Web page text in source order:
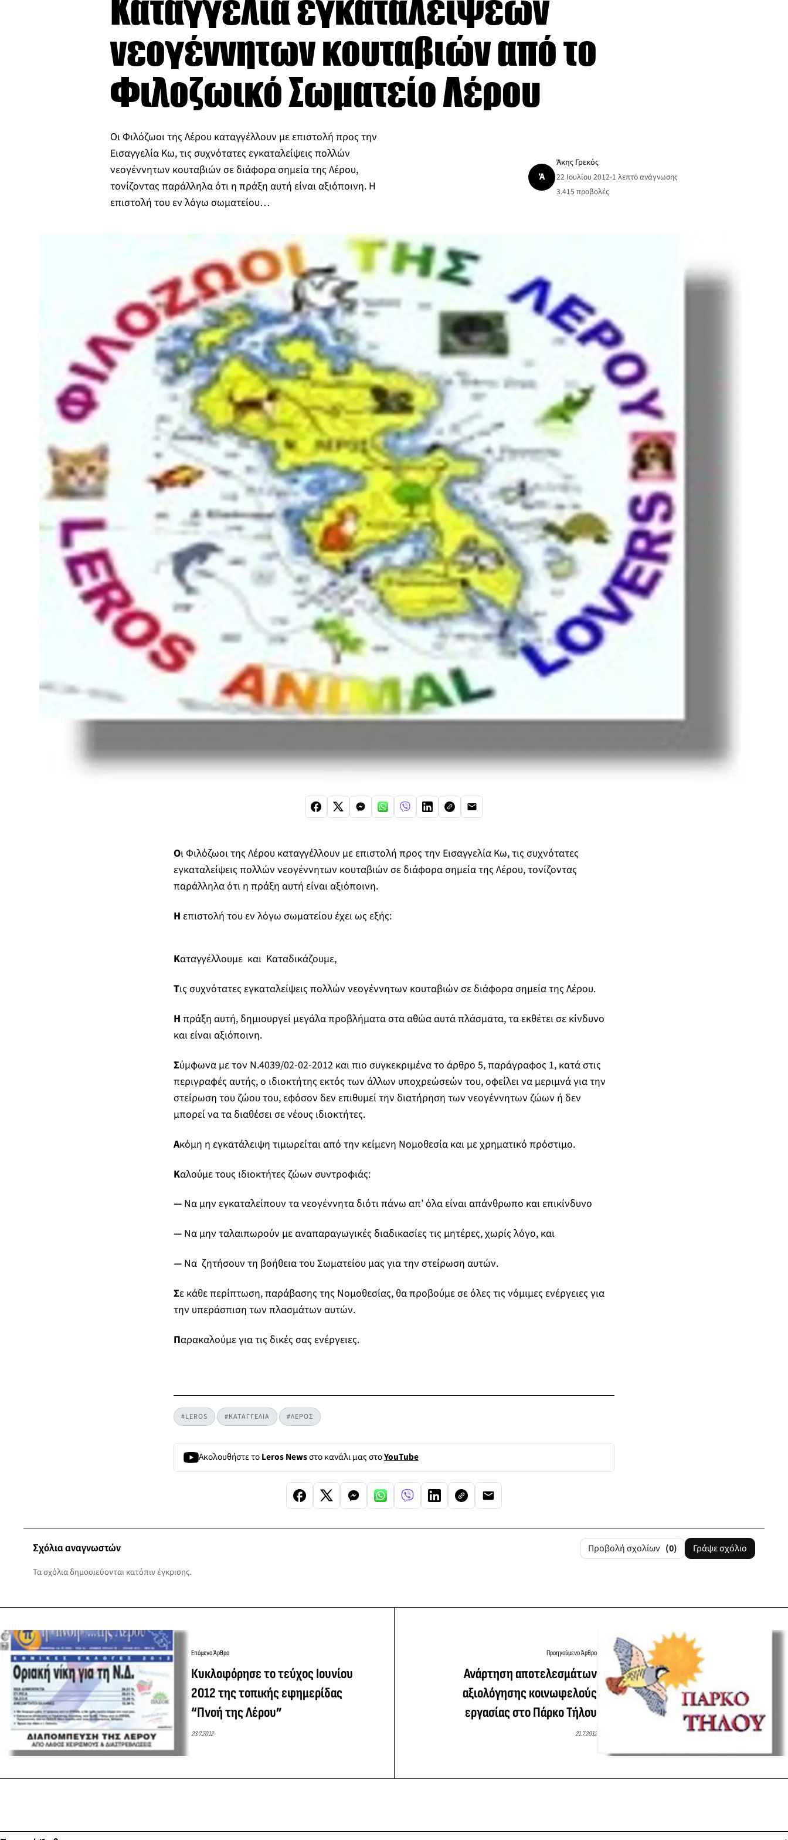
νεογέννητων κουταβιών από το
Φιλοζωικό Σωματείο Λέρου
Oι Φιλόζωοι της Λέρου καταγγέλλουν με επιστολή προς την
Εισαγγελία Κω, τις συχνότατες εγκαταλείψεις πολλών
νεογέννητων κουταβιών σε διάφορα σημεία της Λέρου,
τονίζοντας παράλληλα ότι η πράξη αυτή είναι αξιόποινη. Η
επιστολή του εν λόγω σωματείου…
Ά
Άκης Γρεκός
22 Ιουλίου 2012•1 λεπτό ανάγνωσης
3.415 προβολές
Oι Φιλόζωοι της Λέρου καταγγέλλουν με επιστολή προς την Εισαγγελία Κω, τις συχνότατες
εγκαταλείψεις πολλών νεογέννητων κουταβιών σε διάφορα σημεία της Λέρου, τονίζοντας
παράλληλα ότι η πράξη αυτή είναι αξιόποινη.
Η επιστολή του εν λόγω σωματείου έχει ως εξής:
Καταγγέλλουμε και Καταδικάζουμε,
Τις συχνότατες εγκαταλείψεις πολλών νεογέννητων κουταβιών σε διάφορα σημεία της Λέρου.
Η πράξη αυτή, δημιουργεί μεγάλα προβλήματα στα αθώα αυτά πλάσματα, τα εκθέτει σε κίνδυνο
και είναι αξιόποινη.
Σύμφωνα με τον Ν.4039/02-02-2012 και πιο συγκεκριμένα το άρθρο 5, παράγραφος 1, κατά στις
περιγραφές αυτής, ο ιδιοκτήτης εκτός των άλλων υποχρεώσεών του, οφείλει να μεριμνά για την
στείρωση του ζώου του, εφόσον δεν επιθυμεί την διατήρηση των νεογέννητων ζώων ή δεν
μπορεί να τα διαθέσει σε νέους ιδιοκτήτες.
Ακόμη η εγκατάλειψη τιμωρείται από την κείμενη Νομοθεσία και με χρηματικό πρόστιμο.
Καλούμε τους ιδιοκτήτες ζώων συντροφιάς:
—Να μην εγκαταλείπουν τα νεογέννητα διότι πάνω απ’ όλα είναι απάνθρωπο και επικίνδυνο
—Να μην ταλαιπωρούν με αναπαραγωγικές διαδικασίες τις μητέρες, χωρίς λόγο, και
—Να ζητήσουν τη βοήθεια του Σωματείου μας για την στείρωση αυτών.
Σε κάθε περίπτωση, παράβασης της Νομοθεσίας, θα προβούμε σε όλες τις νόμιμες ενέργειες για
την υπεράσπιση των πλασμάτων αυτών.
Παρακαλούμε για τις δικές σας ενέργειες.
#LEROS #ΚΑΤΑΓΓΕΛΙΑ #ΛΕΡΟΣ
Ακολουθήστε τοLeros Newsστο κανάλι μας στοYouTube
Σχόλια αναγνωστών Προβολή σχολίων (0) Γράψε σχόλιο
Τα σχόλια δημοσιεύονται κατόπιν έγκρισης.
Επόμενο Άρθρο
Κυκλοφόρησε το τεύχος Ιουνίου
2012 της τοπικής εφημερίδας
“Πνοή της Λέρου”
23.7.2012
Προηγούμενο Άρθρο
Ανάρτηση αποτελεσμάτων
αξιολόγησης κοινωφελούς
εργασίας στο Πάρκο Τήλου
21.7.2012